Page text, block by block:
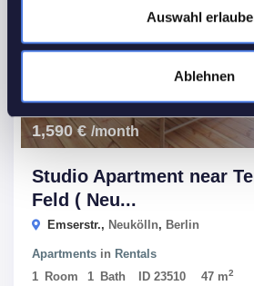
Auswahl
Ablehnen
1,590 €/month
Studio Apartment near
Feld ( Neu...
Emserstr., Neukölln, Berlin
Apartments in Rentals
1 Room 1 Bath ID23510 47 m2